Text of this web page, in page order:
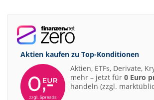
Aktien kaufen zu Top-Konditionen
Aktien, ETFs, Derivate,
mehr – jetzt für 0 Euro
handeln (zzgl.